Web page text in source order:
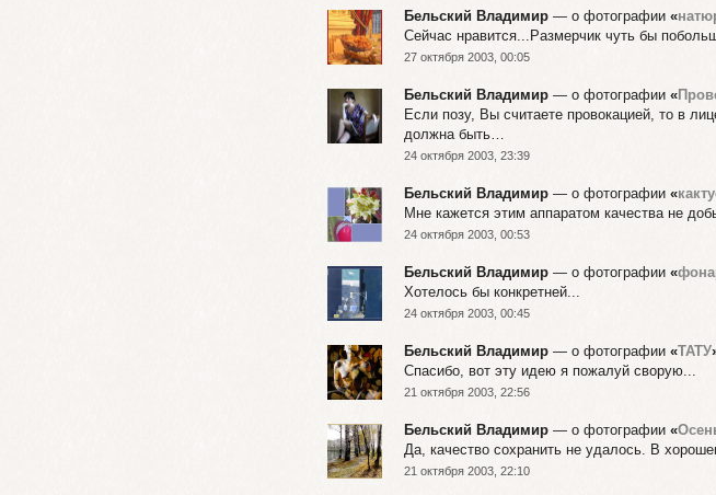
Бельский Владимир — о фотографии «
Сейчас нравится...Размерчик чуть бы
27 октября 2003, 00:05
Бельский Владимир — о фотографии «
Если позу, Вы считаете провокацией, то в
должна быть…
24 октября 2003, 23:39
Бельский Владимир — о фотографии «
Мне кажется этим аппаратом качества не
24 октября 2003, 00:53
Бельский Владимир — о фотографии «
Хотелось бы конкретней...
24 октября 2003, 00:45
Бельский Владимир — о фотографии «ТАТУ
Спасибо, вот эту идею я пожалуй сворую...
21 октября 2003, 22:56
Бельский Владимир — о фотографии «
Да, качество сохранить не удалось. В
21 октября 2003, 22:10